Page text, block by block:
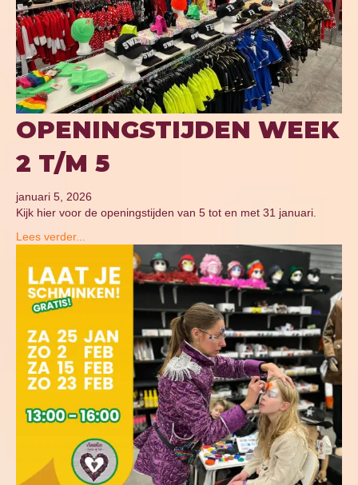
OPENINGSTIJDEN WEEK
2 T/M 5
januari 5, 2026
Kijk hier voor de openingstijden van 5 tot en met 31 januari.
Lees verder...